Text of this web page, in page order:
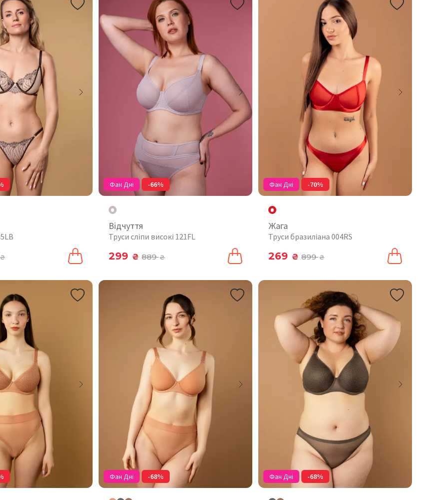
₴
Фан Дні -66%
Відчуття
Труси сліпи високі 121FL
299 ₴ 889₴
Фан Дні -70%
Жага
Труси бразиліана 004RS
269 ₴ 899₴
Фан Дні -68% Фан Дні -68%